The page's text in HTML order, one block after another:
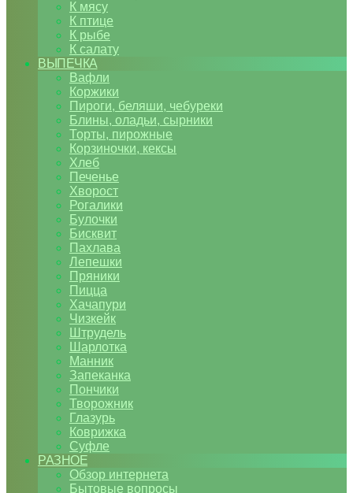
К мясу
К птице
К рыбе
К салату
ВЫПЕЧКА
Вафли
Коржики
Пироги, беляши, чебуреки
Блины, оладьи, сырники
Торты, пирожные
Корзиночки, кексы
Хлеб
Печенье
Хворост
Рогалики
Булочки
Бисквит
Пахлава
Лепешки
Пряники
Пицца
Хачапури
Чизкейк
Штрудель
Шарлотка
Манник
Запеканка
Пончики
Творожник
Глазурь
Коврижка
Суфле
РАЗНОЕ
Обзор интернета
Бытовые вопросы